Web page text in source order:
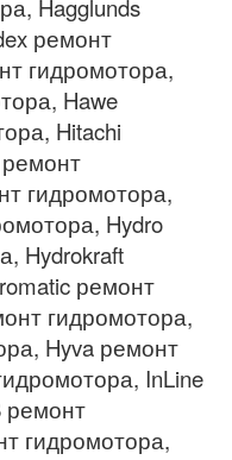
Hagglunds
ремонт
гидромотора,
Hawe
Hitachi
гидромотора,
Hydro
Hydrokraft
ремонт
гидромотора,
Hyva ремонт
InLine
ремонт
гидромотора,